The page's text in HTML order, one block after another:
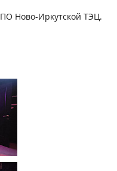
ПО Ново-Иркутской ТЭЦ.